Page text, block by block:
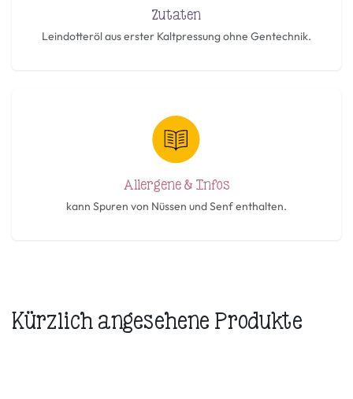
Zutaten
Leindotteröl aus erster Kaltpressung ohne Gentechnik.
Allergene & Infos
kann Spuren von Nüssen und Senf enthalten.
Kürzlich angesehene Produkte